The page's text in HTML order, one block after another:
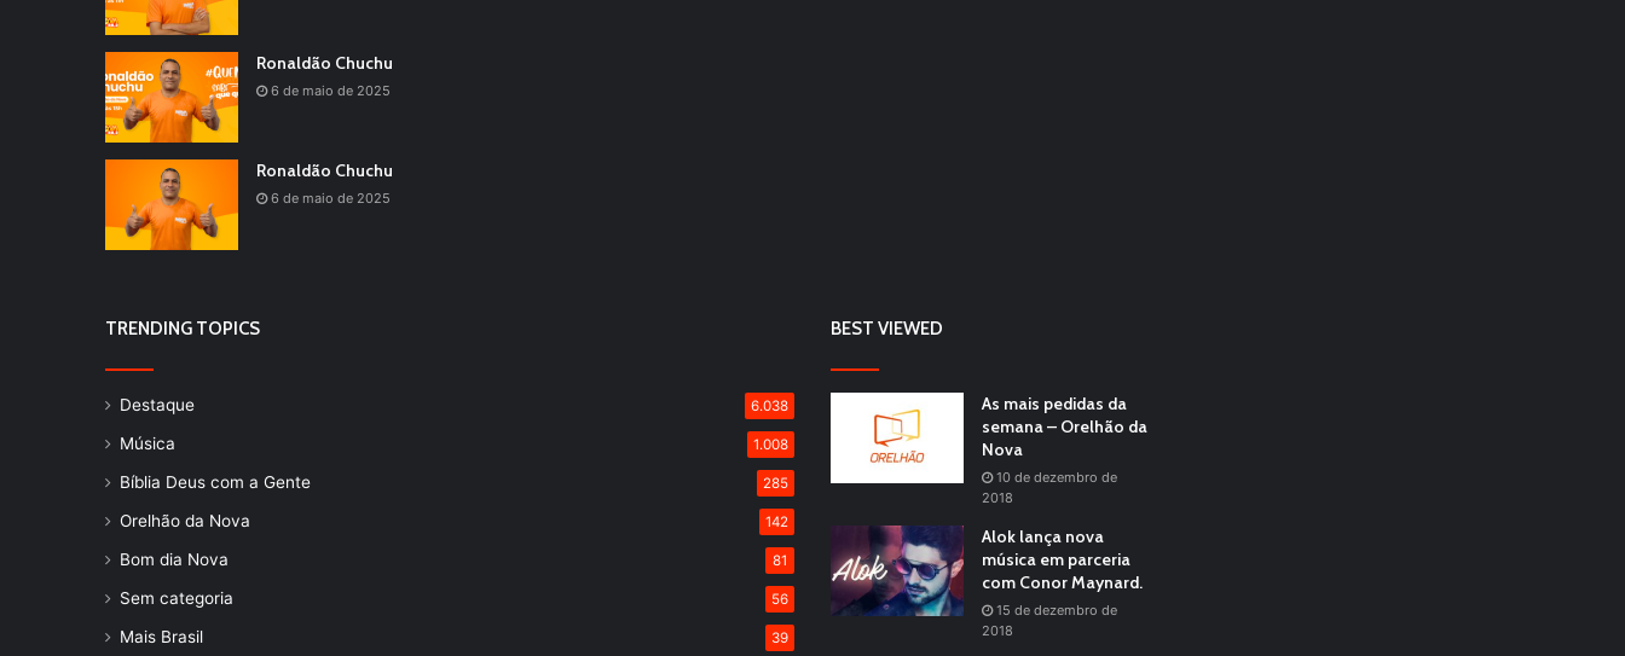
Ronaldão Chuchu
6 de maio de 2025
Ronaldão Chuchu
6 de maio de 2025
TRENDING TOPICS
Destaque 6.038
Música 1.008
Bíblia Deus com a Gente 285
Orelhão da Nova 142
Bom dia Nova 81
Sem categoria 56
Mais Brasil 39
BEST VIEWED
As mais pedidas da
semana – Orelhão da
Nova
10 de dezembro de
2018
Alok lança nova
música em parceria
com Conor Maynard.
15 de dezembro de
2018